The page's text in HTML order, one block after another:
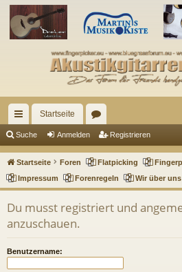
ch
ne
llz
Startseite
en
Suche Anmelden Registrieren
Startseite Foren Flatpicking
Impressum
Forenregeln Wir über uns
Du musst registriert und
anzuschauen.
Benutzername: